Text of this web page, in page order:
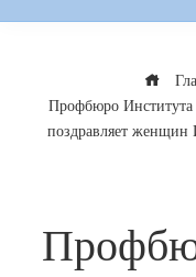
Профбюро
поздравляет